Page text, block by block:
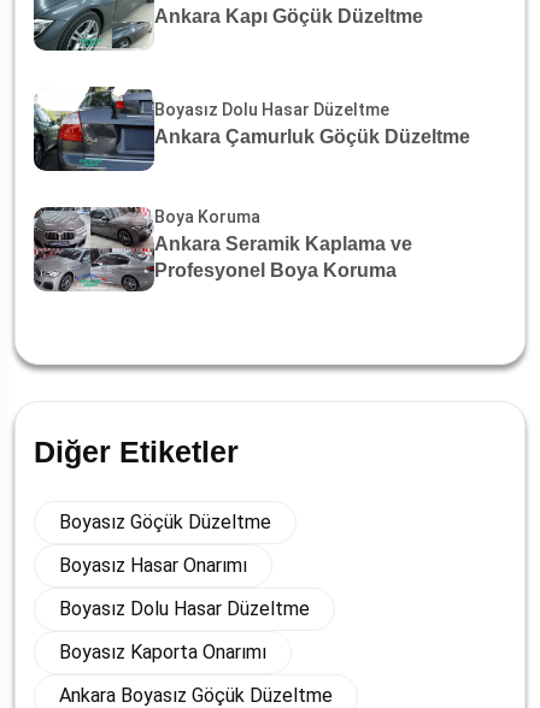
Ankara Kapı Göçük Düzeltme
Boyasız Dolu Hasar Düzeltme
Ankara Çamurluk Göçük Düzeltme
Boya Koruma
Ankara Seramik Kaplama ve
Profesyonel Boya Koruma
Diğer Etiketler
Boyasız Göçük Düzeltme
Boyasız Hasar Onarımı
Boyasız Dolu Hasar Düzeltme
Boyasız Kaporta Onarımı
Ankara Boyasız Göçük Düzeltme